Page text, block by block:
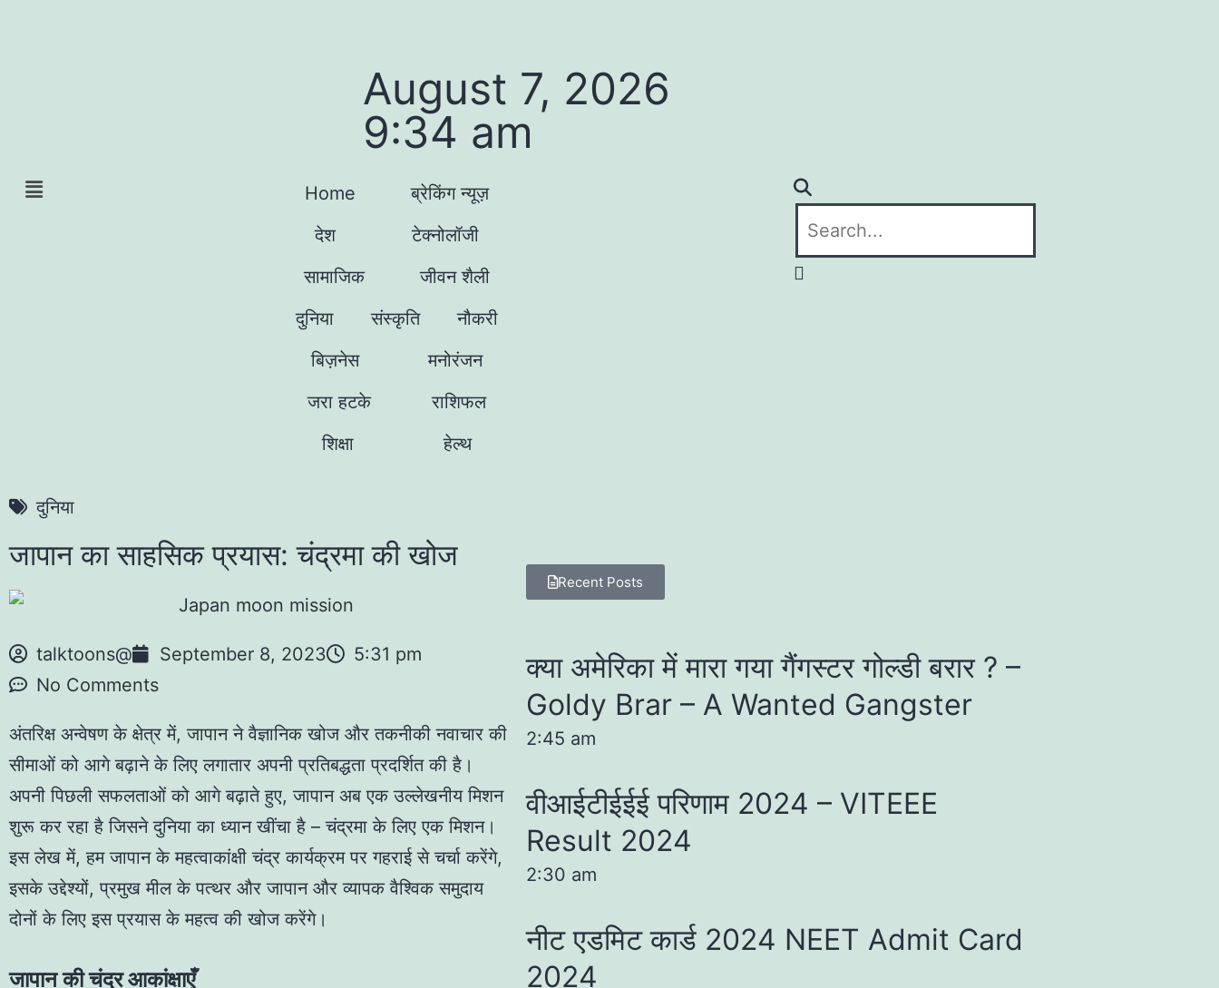
August 7, 2026
9:34 am
Home
ब्रेकिंग न्यूज़
देश
टेक्नोलॉजी
सामाजिक
जीवन शैली
दुनिया
संस्कृति
नौकरी
बिज़नेस
मनोरंजन
जरा हटके
राशिफल
शिक्षा
हेल्थ
दुनिया
जापान का साहसिक प्रयास: चंद्रमा की खोज
talktoons@ September 8, 2023
5:31 pm
No Comments
अंतरिक्ष अन्वेषण के क्षेत्र में, जापान ने वैज्ञानिक खोज और तकनीकी नवाचार की
सीमाओं को आगे बढ़ाने के लिए लगातार अपनी प्रतिबद्धता प्रदर्शित की है।
अपनी पिछली सफलताओं को आगे बढ़ाते हुए, जापान अब एक उल्लेखनीय मिशन
शुरू कर रहा है जिसने दुनिया का ध्यान खींचा है – चंद्रमा के लिए एक मिशन।
इस लेख में, हम जापान के महत्वाकांक्षी चंद्र कार्यक्रम पर गहराई से चर्चा करेंगे,
इसके उद्देश्यों, प्रमुख मील के पत्थर और जापान और व्यापक वैश्विक समुदाय
दोनों के लिए इस प्रयास के महत्व की खोज करेंगे।
जापान की चंद्र आकांक्षाएँ
Recent Posts
क्या अमेरिका में मारा गया गैंगस्टर गोल्डी बरार ? –
Goldy Brar – A Wanted Gangster
2:45 am
वीआईटीईईई परिणाम 2024 – VITEEE
Result 2024
2:30 am
नीट एडमिट कार्ड 2024 NEET Admit Card
2024